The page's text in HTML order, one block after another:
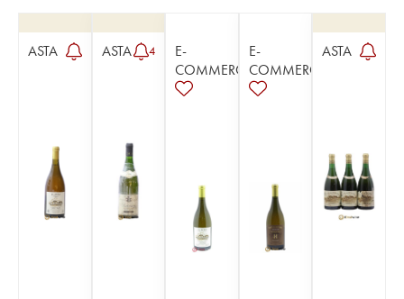
ASTA ASTA 4
E-
COMMERCE
E-
COMMERCE
ASTA